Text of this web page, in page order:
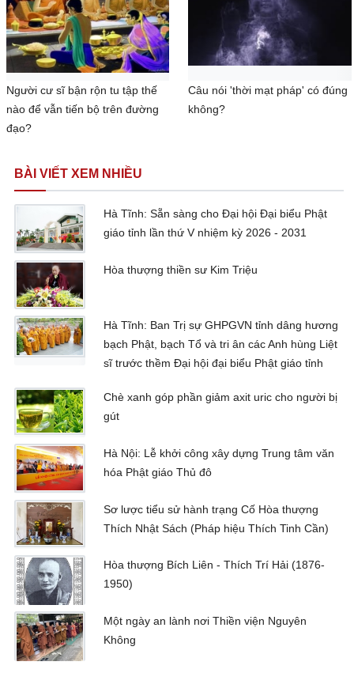
Người cư sĩ bận rộn tu tập thế
nào để vẫn tiến bộ trên đường
đạo?
Câu nói 'thời mạt pháp' có đúng
không?
BÀI VIẾT XEM NHIỀU
Hà Tĩnh: Sẵn sàng cho Đại hội Đại biểu Phật
giáo tỉnh lần thứ V nhiệm kỳ 2026 - 2031
Hòa thượng thiền sư Kim Triệu
Hà Tĩnh: Ban Trị sự GHPGVN tỉnh dâng hương
bạch Phật, bạch Tổ và tri ân các Anh hùng Liệt
sĩ trước thềm Đại hội đại biểu Phật giáo tỉnh
Chè xanh góp phần giảm axit uric cho người bị
gút
Hà Nội: Lễ khởi công xây dựng Trung tâm văn
hóa Phật giáo Thủ đô
Sơ lược tiểu sử hành trạng Cố Hòa thượng
Thích Nhật Sách (Pháp hiệu Thích Tinh Cần)
Hòa thượng Bích Liên - Thích Trí Hải (1876-
1950)
Một ngày an lành nơi Thiền viện Nguyên
Không